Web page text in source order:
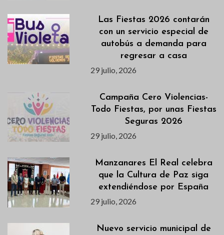
Las Fiestas 2026 contarán
con un servicio especial de
autobús a demanda para
regresar a casa
29 julio, 2026
Campaña Cero Violencias-
Todo Fiestas, por unas Fiestas
Seguras 2026
29 julio, 2026
Manzanares El Real celebra
que la Cultura de Paz siga
extendiéndose por España
29 julio, 2026
Nuevo servicio municipal de